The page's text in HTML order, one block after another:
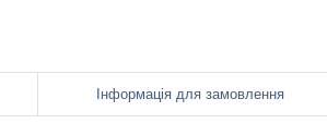
Інформація для замовлення